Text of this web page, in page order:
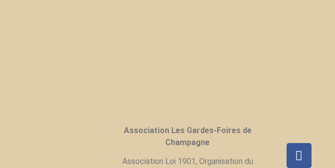
Association Les Gardes-Foires de
Champagne
Association Loi 1901, Organisation du